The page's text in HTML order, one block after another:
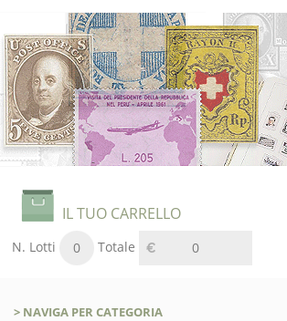
IL TUO CARRELLO
N. Lotti 0 Totale 0
> NAVIGA PER CATEGORIA